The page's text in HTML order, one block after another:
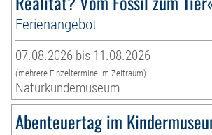
Ferienangebot
07.08.2026 bis 11.08.2026
(mehrere Einzeltermine im Zeitraum)
Naturkundemuseum
Abenteuertag im